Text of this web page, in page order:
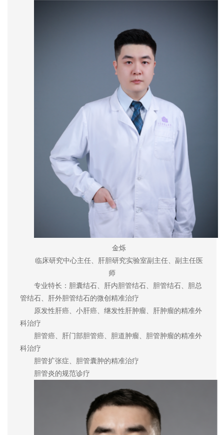
金烁
临床研究中心主任、肝胆研究实验室副主任、副主任医
师
专业特长：胆囊结石、肝内胆管结石、胆管结石、胆总
管结石、肝外胆管结石的微创精准治疗
原发性肝癌、小肝癌、继发性肝肿瘤、肝肿瘤的精准外
科治疗
胆管癌、肝门部胆管癌、胆道肿瘤、胆管肿瘤的精准外
科治疗
胆管扩张症、胆管囊肿的精准治疗
胆管炎的规范诊疗